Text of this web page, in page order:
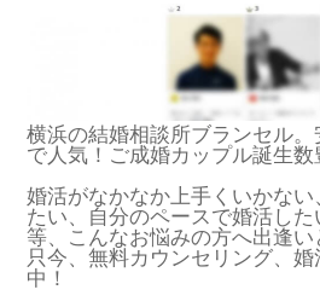
横浜の結婚相談所ブランセル
で人気！ご成婚カップル誕生数
婚活がなかなか上手くいかな
たい、自分のペースで婚活し
等、こんなお悩みの方へ出逢い
只今、無料カウンセリング、
中！